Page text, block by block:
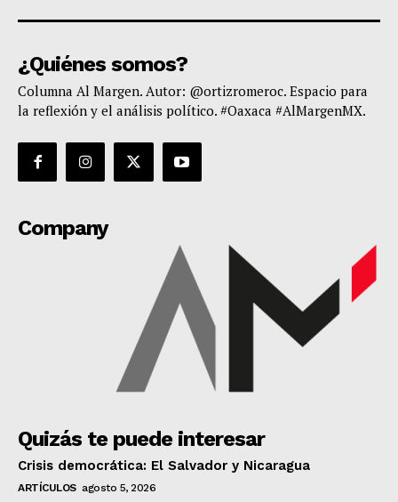
¿Quiénes somos?
Columna Al Margen. Autor: @ortizromeroc. Espacio para
la reflexión y el análisis político. #Oaxaca #AlMargenMX.
Company
Quizás te puede interesar
Crisis democrática: El Salvador y Nicaragua
ARTÍCULOS agosto 5, 2026